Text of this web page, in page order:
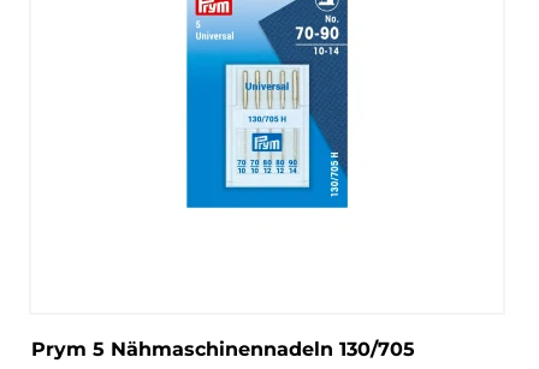
Prym 5 Nähmaschinennadeln 130/705